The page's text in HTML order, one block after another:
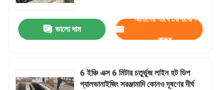
ভালো দাম
আমাদের সাথে যোগাযোগ
করুন
6 ইঞ্চি এক্স 6 মিটার চতুর্ভুজ লাইন হট ডিপ
গ্যালভানাইজিং সরঞ্জামাদি কোনও দূষণের দীর্ঘ